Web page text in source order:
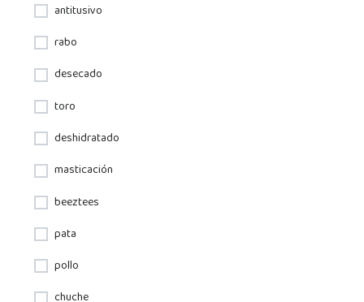
antitusivo
rabo
desecado
toro
deshidratado
masticación
beeztees
pata
pollo
chuche